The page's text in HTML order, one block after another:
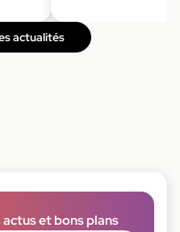
actualités
et bons plans